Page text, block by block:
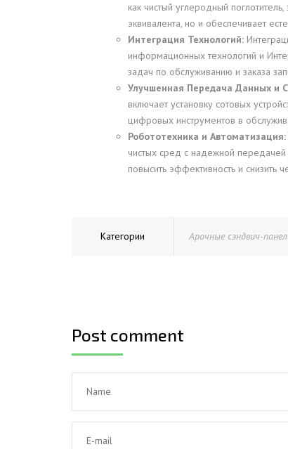
как чистый углеродный
эквивалента, но и обеспечивает
Интеграция Технологий:
информационных технологий и
задач по обслуживанию и заказа
Улучшенная Передача Данных и
включает установку сотовых
цифровых инструментов в
Робототехника и Автоматизация:
чистых сред с надежной передачей
повысить эффективность и снизить
Категории Арочные сэндвич-
Post comment